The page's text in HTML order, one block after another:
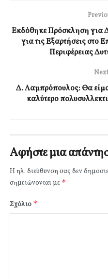
Εκδόθηκε Πρόσκληση για
για τις Εξαρτήσεις στο
Περιφέρειας
Δ. Λαμπρόπουλος: Θα
καλύτερο
Αφήστε μια
Η ηλ. διεύθυνση σας δεν
σημειώνονται με *
Σχόλιο *